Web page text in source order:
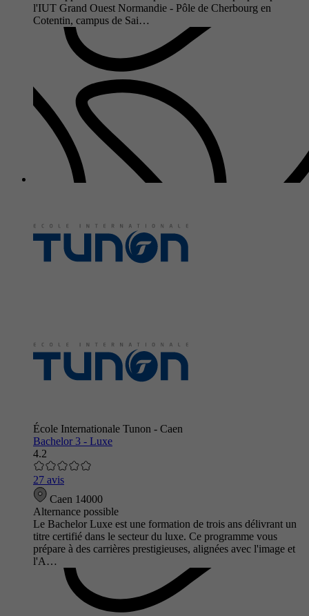
l'IUT Grand Ouest Normandie - Pôle de Cherbourg en
Cotentin, campus de Sai…
École Internationale Tunon - Caen
Bachelor 3 - Luxe
4.2
27 avis
Caen 14000
Alternance possible
Le Bachelor Luxe est une formation de trois ans délivrant un
titre certifié dans le secteur du luxe. Ce programme vous
prépare à des carrières prestigieuses, alignées avec l'image et
l'A…